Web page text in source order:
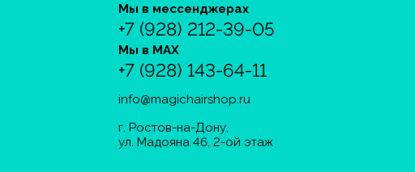
Мы в мессенджерах
+7 (928) 212-39-05
Мы в MAX
+7 (928) 143-64-11
info@magichairshop.ru
г. Ростов-на-Дону,
ул. Мадояна 46, 2-ой этаж